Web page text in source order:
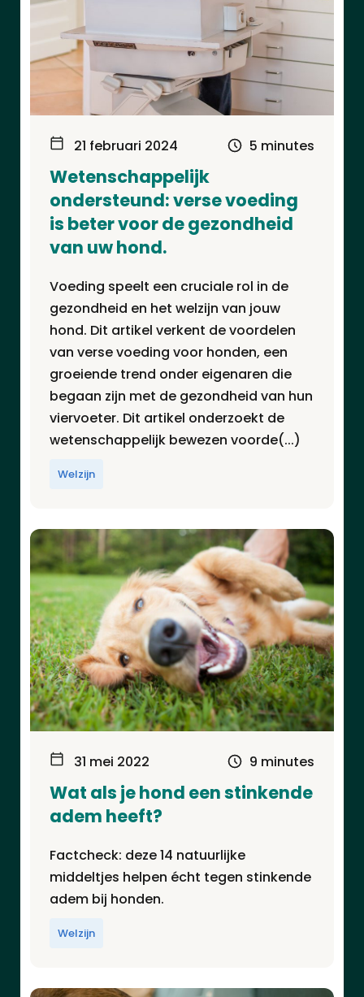
21 februari 2024 5 minutes
Wetenschappelijk
ondersteund: verse voeding
is beter voor de gezondheid
van uw hond.
Voeding speelt een cruciale rol in de
gezondheid en het welzijn van jouw
hond. Dit artikel verkent de voordelen
van verse voeding voor honden, een
groeiende trend onder eigenaren die
begaan zijn met de gezondheid van hun
viervoeter. Dit artikel onderzoekt de
wetenschappelijk bewezen voorde(...)
Welzijn
31 mei 2022 9 minutes
Wat als je hond een stinkende
adem heeft?
Factcheck: deze 14 natuurlijke
middeltjes helpen écht tegen stinkende
adem bij honden.
Welzijn